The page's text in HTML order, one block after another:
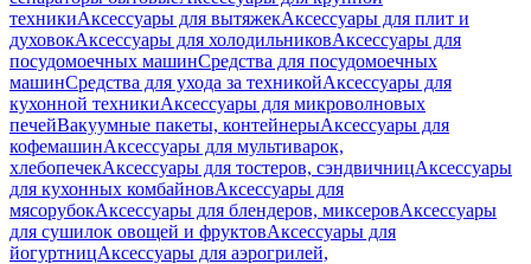
техникиАксессуары для вытяжекАксессуары для плит и
духовокАксессуары для холодильниковАксессуары для
посудомоечных машинСредства для посудомоечных
машинСредства для ухода за техникойАксессуары для
кухонной техникиАксессуары для микроволновых
печейВакуумные пакеты, контейнерыАксессуары для
кофемашинАксессуары для мультиварок,
хлебопечекАксессуары для тостеров, сэндвичницАксессуары
для кухонных комбайновАксессуары для
мясорубокАксессуары для блендеров, миксеровАксессуары
для сушилок овощей и фруктовАксессуары для
йогуртницАксессуары для аэрогрилей,